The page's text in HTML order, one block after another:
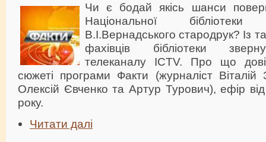
Чи є бодай якісь шанси
Національної
В.І.Вернадського стародрук? Із
фахівців бібліотеки
телеканалу ICTV. Про що
сюжеті програми Факти (журналіст Віталій
Олексій Євченко та Артур Турович), ефір
року.
Читати далі